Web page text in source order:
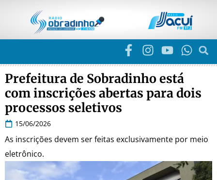
Prefeitura de Sobradinho está
com inscrições abertas para dois
processos seletivos
15/06/2026
As inscrições devem ser feitas exclusivamente por meio
eletrônico.